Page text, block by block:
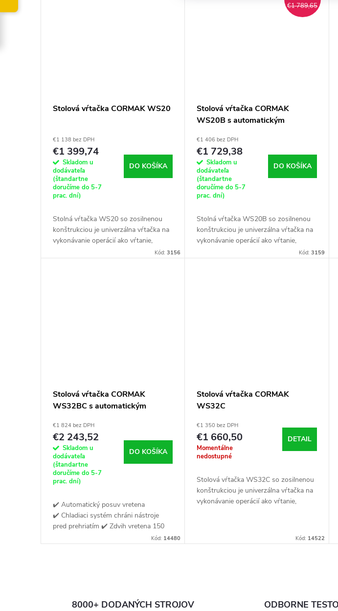
Stolová vŕtačka CORMAK WS20
€1 138 bez DPH
€1 399,74
Skladom u
dodávateľa
(štandartne
doručíme do 5-7
prac. dní)
DO KOŠÍKA
Stolná vŕtačka WS20 so zosilnenou
konštrukciou je univerzálna vŕtačka na
vykonávanie operácií ako vŕtanie,
vystružovanie, zahlbovanie, rezanieKód:3156
€1 789,65
Stolová vŕtačka CORMAK
WS20B s automatickým
€1 406 bez DPH
€1 729,38
Skladom u
dodávateľa
(štandartne
doručíme do 5-7
prac. dní)
DO KOŠÍKA
Stolná vŕtačka WS20B so zosilnenou
konštrukciou je univerzálna vŕtačka na
vykonávanie operácií ako vŕtanie,
vystružovanie, zahlbovanie, rezanieKód: 3159
Stolová vŕtačka CORMAK
WS32BC s automatickým
€1 824 bez DPH
€2 243,52
Skladom u
dodávateľa
(štandartne
doručíme do 5-7
prac. dní)
DO KOŠÍKA
✔️ Automatický posuv vretena
✔️ Chladiaci systém chráni nástroje
pred prehriatím ✔️ Zdvih vretena 150
Kód: 14480
Stolová vŕtačka CORMAK
WS32C
€1 350 bez DPH
€1 660,50
Momentálne
nedostupné
DETAIL
Stolová vŕtačka WS32C so zosilnenou
konštrukciou je univerzálna vŕtačka na
vykonávanie operácií ako vŕtanie,
Kód: 14522
8000+ DODANÝCH STROJOV
ODBORNE